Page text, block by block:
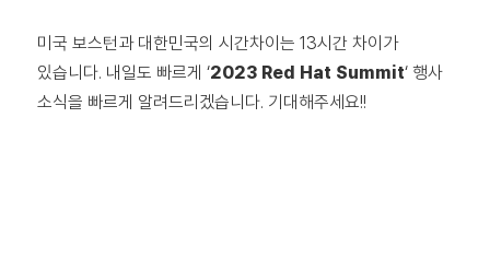
미국 보스턴과 대한민국의 시간차이는 13시간 차이가
있습니다. 내일도 빠르게 ‘2023 Red Hat Summit‘ 행사
소식을 빠르게 알려드리겠습니다. 기대해주세요!!